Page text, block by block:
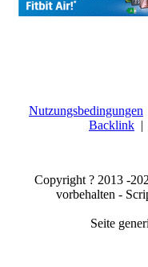
Nutzungsbedingungen
Backlink |
Copyright ? 2013 -
vorbehalten -
Seite